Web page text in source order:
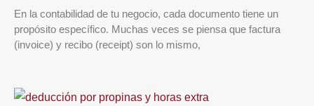
En la contabilidad de tu negocio, cada documento tiene un
propósito específico. Muchas veces se piensa que factura
(invoice) y recibo (receipt) son lo mismo,